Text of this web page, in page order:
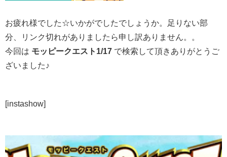
お疲れ様でした☆いかがでしたでしょうか。足りない部
分、リンク切れがありましたら申し訳ありません。。
今回は モッピークエスト1/17 で検索して頂きありがとうご
ざいました♪
[instashow]